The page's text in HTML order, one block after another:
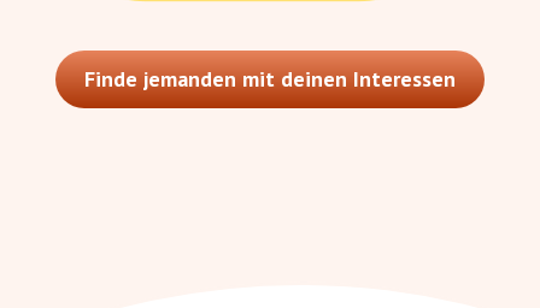
Finde jemanden mit deinen Interessen